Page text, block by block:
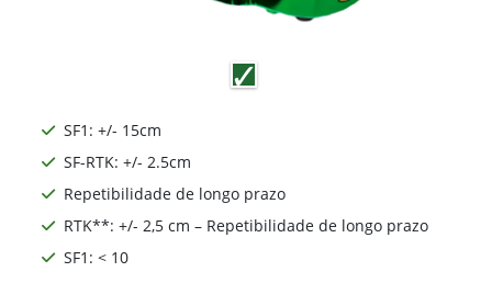
SF1: +/- 15cm
SF-RTK: +/- 2.5cm
Repetibilidade de longo prazo
RTK**: +/- 2,5 cm – Repetibilidade de longo prazo
SF1: < 10